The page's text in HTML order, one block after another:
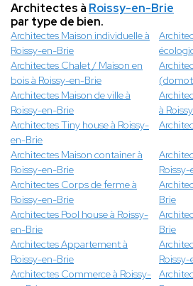
Architectes à Roissy-en-Brie
par type de bien.
Architectes Maison individuelle à
Roissy-en-Brie
Architectes Chalet / Maison en
bois à Roissy-en-Brie
Architectes Maison de ville à
Roissy-en-Brie
à
Architectes Tiny house à Roissy-
en-Brie
Architectes Maison container à
Roissy-en-Brie
Architectes Corps de ferme à
Roissy-en-Brie
Brie
Architectes Pool house à Roissy-
en-Brie
Brie
Architectes Appartement à
Roissy-en-Brie
Architectes Commerce à Roissy-